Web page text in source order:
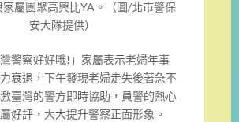
家屬團聚高興比YA。（圖/北市警保
安大隊提供）
警察好好哦!」家屬表示老婦年事
衰退，下午發現老婦走失後著急不
臺灣的警方即時協助，員警的熱心
好評，大大提升警察正面形象。